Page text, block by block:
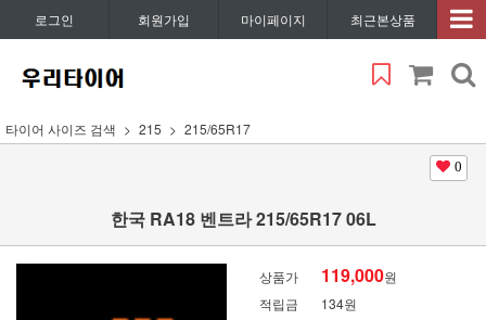
로그인 회원가입 마이페이지 최근본상품
타이어 사이즈 검색 215 215/65R17
0
한국 RA18 벤트라 215/65R17 06L
상품가 119,000원
적립금
134원